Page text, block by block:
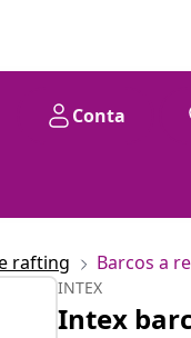
Conta
rafting Barcos a
INTEX
Intex